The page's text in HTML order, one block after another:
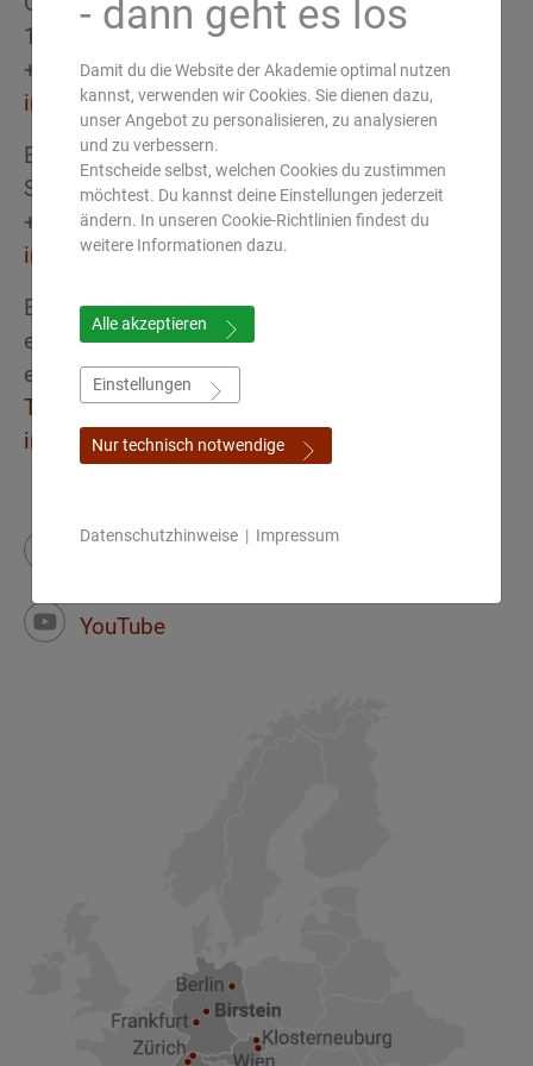
1030 Wien
+43 (0) 650 52 33 337
info(at)ayurveda-akademie.at
Europäische Akademie für Ayurveda
Schweiz
+41 (0) 44 260 70 70
info(at)ayurveda-akademie.ch
Europäische Akademie für Ayurveda
eAcademy international
eLearning & Webinar Plattform
Termin für Zoom call vereinbaren
info(at)ayurveda-academy.de
YouTube
- dann geht es los
Damit du die Website der Akademie optimal nutzen
kannst, verwenden wir Cookies. Sie dienen dazu,
unser Angebot zu personalisieren, zu analysieren
und zu verbessern.
Entscheide selbst, welchen Cookies du zustimmen
möchtest. Du kannst deine Einstellungen jederzeit
ändern. In unseren Cookie-Richtlinien findest du
weitere Informationen dazu.
Alle akzeptieren
Einstellungen
Nur technisch notwendige
Datenschutzhinweise | Impressum